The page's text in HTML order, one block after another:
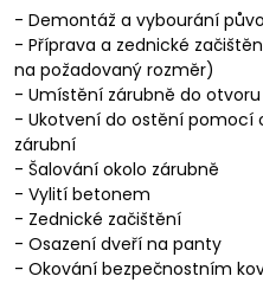
- Demontáž a vybourání
- Příprava a zednické
na požadovaný rozměr)
- Umístění zárubně do otvoru
- Ukotvení do ostění pomocí
zárubní
- Šalování okolo zárubně
- Vylití betonem
- Zednické začištění
- Osazení dveří na panty
- Okování bezpečnostním